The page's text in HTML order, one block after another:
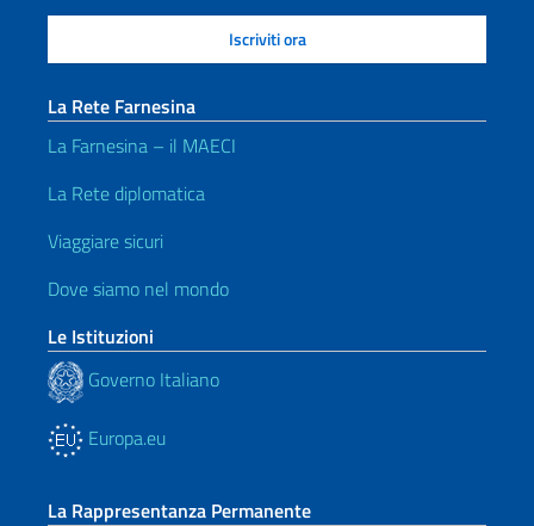
La Rete Farnesina
La Farnesina – il MAECI
La Rete diplomatica
Viaggiare sicuri
Dove siamo nel mondo
Le Istituzioni
Governo Italiano
Europa.eu
La Rappresentanza Permanente